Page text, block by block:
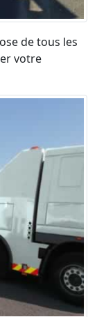
de tous les
votre